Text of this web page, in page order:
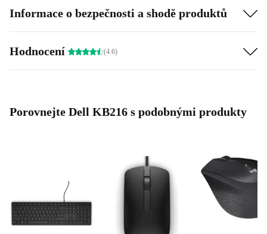
Informace o bezpečnosti a shodě produktů
Hodnocení (4.6)
Porovnejte Dell KB216 s podobnými produkty